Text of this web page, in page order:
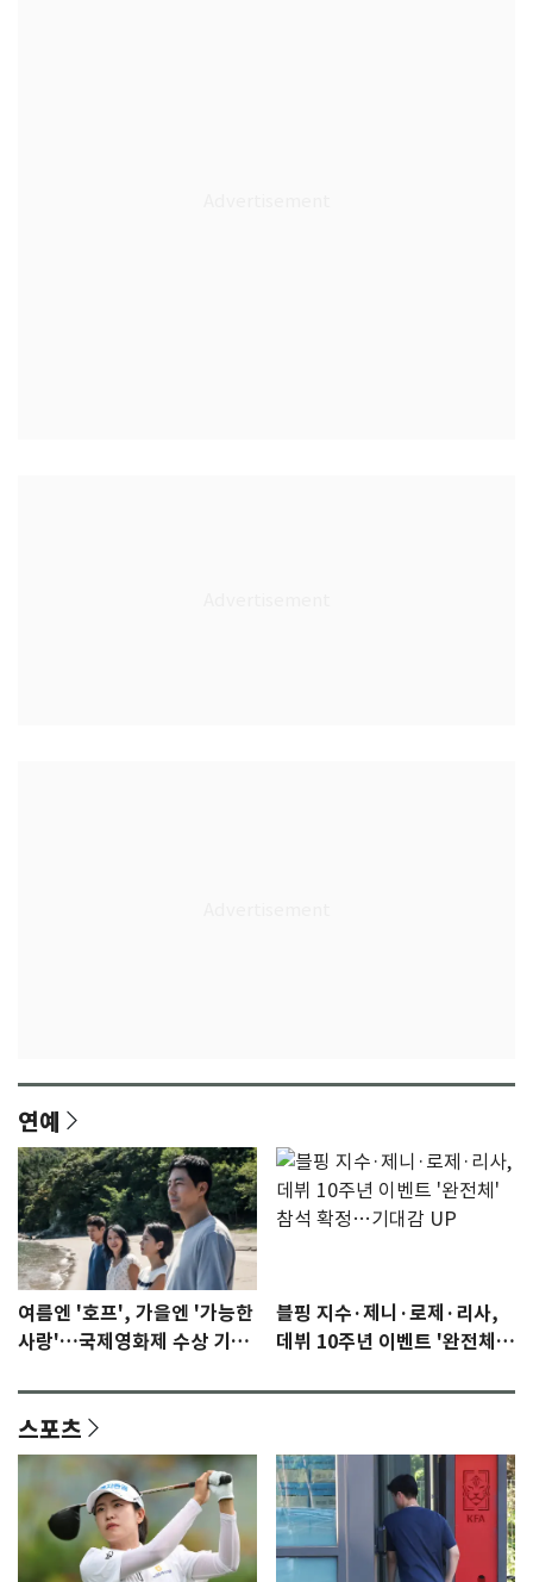
연예
여름엔 '호프', 가을엔 '가능한
사랑'…국제영화제 수상 기대
블핑 지수·제니·로제·리사,
데뷔 10주년 이벤트 '완전체'
스포츠